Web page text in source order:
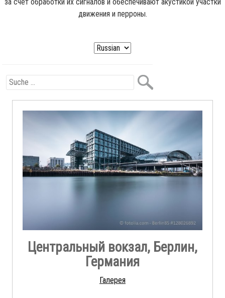
движения и перроны.
Центральный вокзал, Берлин,
Германия
Галерея